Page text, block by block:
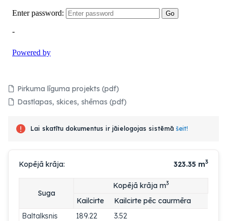
Pirkuma līguma projekts (pdf)
Dastlapas, skices, shēmas (pdf)
Lai skatītu dokumentus ir jāielogojas sistēmā šeit!
Kopējā krāja: 323.35 m3
Suga
Kopējā krāja m3
Kailcirte
Kailcirte pēc caurmēra
Baltalksnis
189.22
3.52